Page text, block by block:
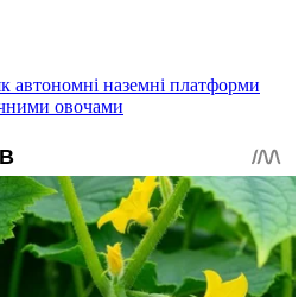
автономні наземні платформи
овочами